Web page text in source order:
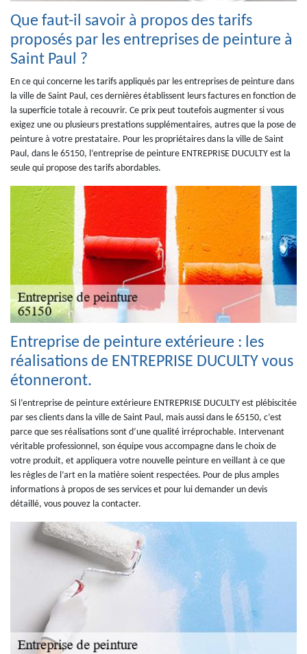
Que faut-il savoir à propos des tarifs
proposés par les entreprises de peinture à
Saint Paul ?
En ce qui concerne les tarifs appliqués par les entreprises de peinture dans
la ville de Saint Paul, ces dernières établissent leurs factures en fonction de
la superficie totale à recouvrir. Ce prix peut toutefois augmenter si vous
exigez une ou plusieurs prestations supplémentaires, autres que la pose de
peinture à votre prestataire. Pour les propriétaires dans la ville de Saint
Paul, dans le 65150, l’entreprise de peinture ENTREPRISE DUCULTY est la
seule qui propose des tarifs abordables.
Entreprise de peinture extérieure : les
réalisations de ENTREPRISE DUCULTY vous
étonneront.
Si l’entreprise de peinture extérieure ENTREPRISE DUCULTY est plébiscitée
par ses clients dans la ville de Saint Paul, mais aussi dans le 65150, c’est
parce que ses réalisations sont d’une qualité irréprochable. Intervenant
véritable professionnel, son équipe vous accompagne dans le choix de
votre produit, et appliquera votre nouvelle peinture en veillant à ce que
les règles de l’art en la matière soient respectées. Pour de plus amples
informations à propos de ses services et pour lui demander un devis
détaillé, vous pouvez la contacter.